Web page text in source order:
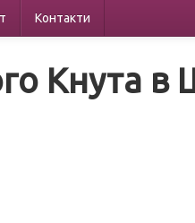
Контакти
Кнута в